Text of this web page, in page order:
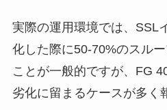
実際の運用環境では、SSL
化した際に50-70%のスル
ことが一般的ですが、FG
劣化に留まるケースが多く